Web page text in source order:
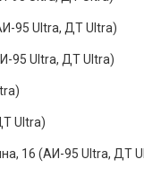
95 Ultra, ДТ Ultra)
95 Ultra, ДТ Ultra)
Ultra)
16 (АИ-95 Ultra, ДТ